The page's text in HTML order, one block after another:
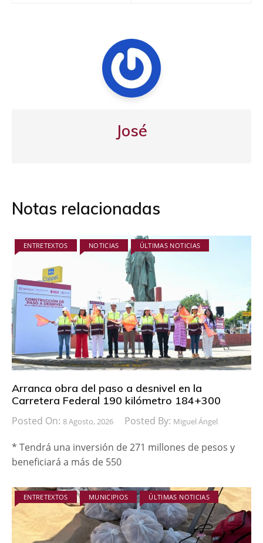
José
Notas relacionadas
ENTRETEXTOS NOTICIAS ÚLTIMAS NOTICIAS
Arranca obra del paso a desnivel en la
Carretera Federal 190 kilómetro 184+300
Posted On: 8 Agosto, 2026 Posted By: Miguel Ángel
* Tendrá una inversión de 271 millones de pesos y
beneficiará a más de 550
ENTRETEXTOS MUNICIPIOS ÚLTIMAS NOTICIAS